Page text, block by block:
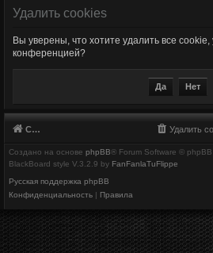
Удалить cookies
Вы уверены, что хотите удалить все
конференцией?
Список форумов Удалить
Создано на основе phpBB® Forum Software © phpBB
BlackBoard style V.3.2.9 by FanFanlaTuFlippe
Русская поддержка phpBB
Конфиденциальность | Правила